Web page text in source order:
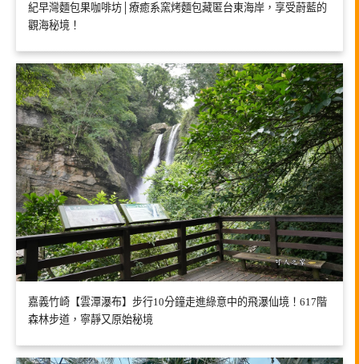
紀早灣麵包果咖啡坊│療癒系窯烤麵包藏匿台東海岸，享受蔚藍的
觀海秘境！
嘉義竹崎【雲潭瀑布】步行10分鐘走進綠意中的飛瀑仙境！617階
森林步道，寧靜又原始秘境